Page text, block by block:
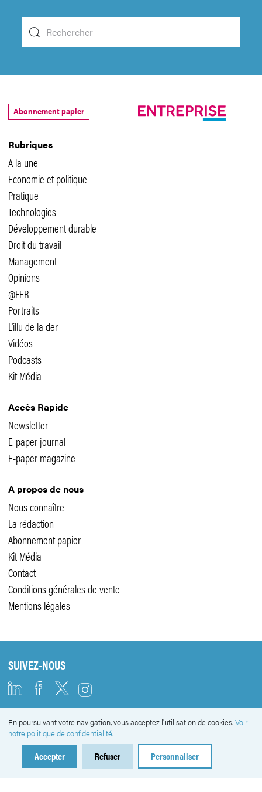
Rubriques
A la une
Economie et politique
Pratique
Technologies
Développement durable
Droit du travail
Management
Opinions
@FER
Portraits
L'illu de la der
Vidéos
Podcasts
Kit Média
Accès Rapide
Newsletter
E-paper journal
E-paper magazine
A propos de nous
Nous connaître
La rédaction
Abonnement papier
Kit Média
Contact
Conditions générales de vente
Mentions légales
Abonnement papier
SUIVEZ-NOUS
NEWSLETTER
En poursuivant votre navigation, vous acceptez l'utilisation de cookies.Voir
notre politique de confidentialité.
Accepter Refuser Personnaliser